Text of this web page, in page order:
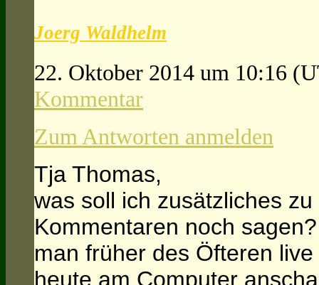
Joerg Waldhelm
22. Oktober 2014 um 10:16
Kommentar
Zum Antworten anmelden
Tja Thomas,
was soll ich zusätzliches
Kommentaren noch
man früher des Öfteren
heute am Computer